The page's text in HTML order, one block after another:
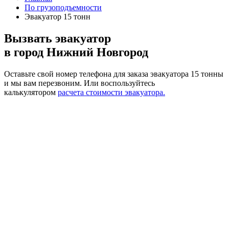
По грузоподъемности
Эвакуатор 15 тонн
Вызвать эвакуатор
в город Нижний Новгород
Оставьте свой номер телефона для заказа эвакуатора 15 тонны
и мы вам перезвоним. Или воспользуйтесь
калькулятором расчета стоимости эвакуатора.